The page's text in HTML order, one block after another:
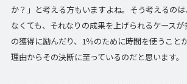
か？」と考える方もいますよね。そう考えるの
なくても、それなりの成果を上げられるケース
の獲得に励んだり、1％のために時間を使うこと
理由からその決断に至っているのだと思います。